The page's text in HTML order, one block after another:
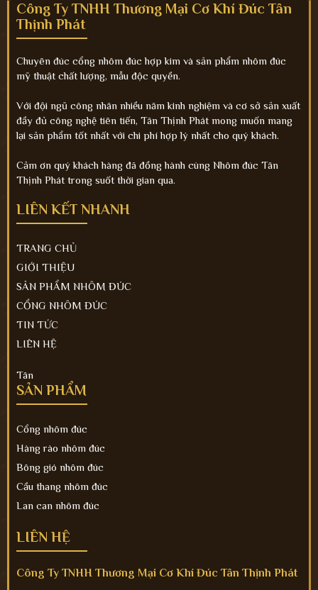
Công Ty TNHH Thương Mại Cơ Khí Đúc Tân
Thịnh Phát
Chuyên đúc cổng nhôm đúc hợp kim và sản phẩm nhôm đúc
mỹ thuật chất lượng, mẫu độc quyền.
Với đội ngũ công nhân nhiều năm kinh nghiệm và cơ sở sản xuất
đầy đủ công nghệ tiên tiến, Tân Thịnh Phát mong muốn mang
lại sản phẩm tốt nhất với chi phí hợp lý nhất cho quý khách.
Cảm ơn quý khách hàng đã đồng hành cùng Nhôm đúc Tân
Thịnh Phát trong suốt thời gian qua.
LIÊN KẾT NHANH
TRANG CHỦ
GIỚI THIỆU
SẢN PHẨM NHÔM ĐÚC
CỔNG NHÔM ĐÚC
TIN TỨC
LIÊN HỆ
Tân
SẢN PHẨM
Cổng nhôm đúc
Hàng rào nhôm đúc
Bông gió nhôm đúc
Cầu thang nhôm đúc
Lan can nhôm đúc
LIÊN HỆ
Công Ty TNHH Thương Mại Cơ Khí Đúc Tân Thịnh Phát